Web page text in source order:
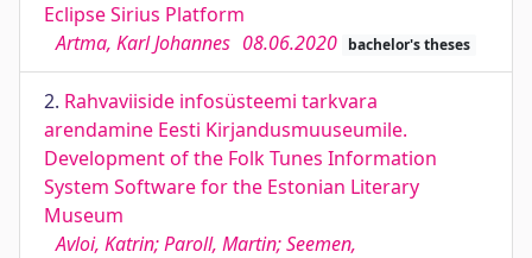
Eclipse Sirius Platform
Artma, Karl Johannes 08.06.2020 bachelor's theses
2. Rahvaviiside infosüsteemi tarkvara
arendamine Eesti Kirjandusmuuseumile.
Development of the Folk Tunes Information
System Software for the Estonian Literary
Museum
Avloi, Katrin; Paroll, Martin; Seemen,